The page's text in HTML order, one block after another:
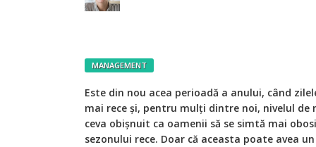
MANAGEMENT
Este din nou acea perioadă a anului, când
mai rece și, pentru mulți dintre noi, nivelul de
ceva obișnuit ca oamenii să se simtă mai
sezonului rece. Doar că aceasta poate avea